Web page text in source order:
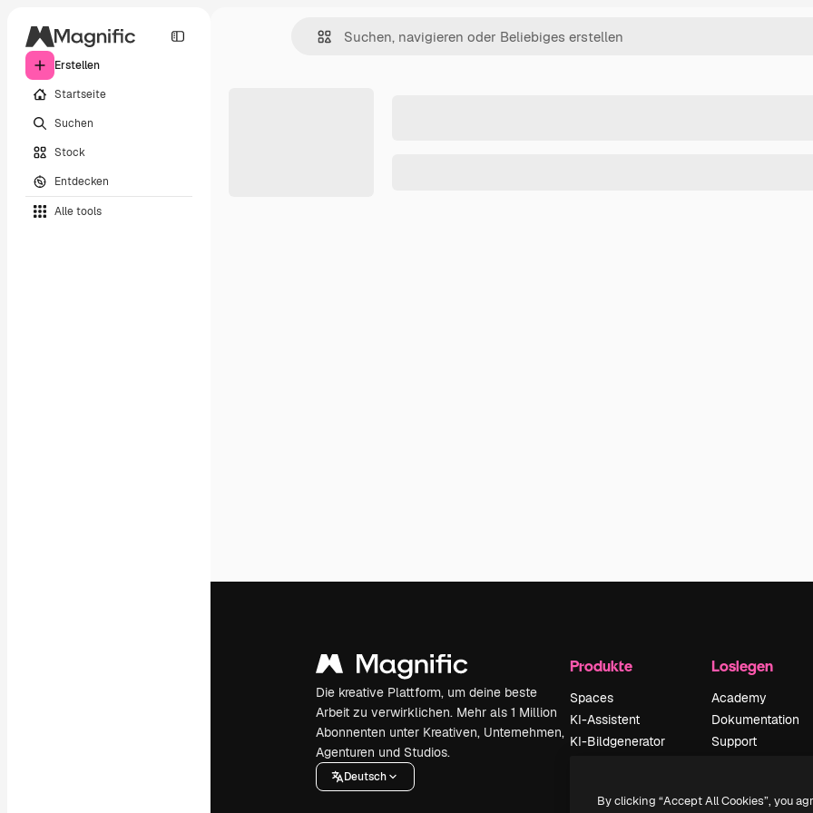
Erstellen
Startseite
Suchen
Stock
Entdecken
Alle tools
Die kreative Plattform, um deine beste
Arbeit zu verwirklichen. Mehr als 1 Million
Abonnenten unter Kreativen, Unternehmen,
Agenturen und Studios.
Deutsch
Produkte
Spaces
KI-Assistent
KI-Bildgenerator
Stimmengenerator
Loslegen
Academy
Dokumentation
Support
Originale Neu
By clicking “Accept All Cookies”, you